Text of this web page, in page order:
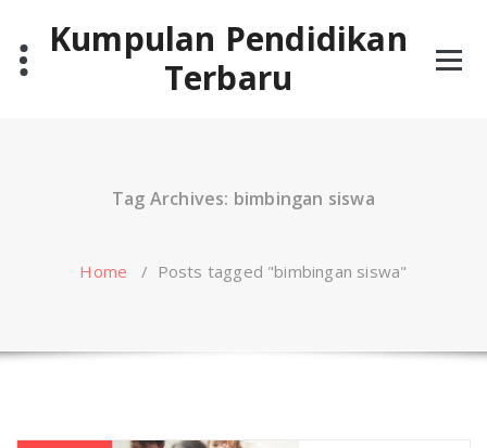
contentKumpulan Pendidikan
Terbaru
Tag Archives: bimbingan siswa
Home / Posts tagged "bimbingan siswa"